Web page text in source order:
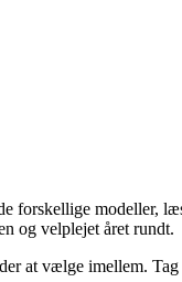
modeller,
og velplejet året rundt.
at vælge imellem.